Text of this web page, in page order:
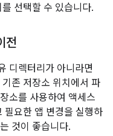
선택할 수 있습니다.
전
디렉터리가 아니라면
존 저장소 위치에서 파
소를 사용하여 액세스
필요한 앱 변경을 실행하
것이 좋습니다.